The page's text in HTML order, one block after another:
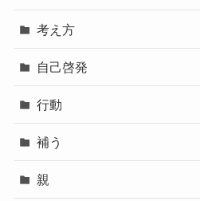
考え方
自己啓発
行動
補う
親